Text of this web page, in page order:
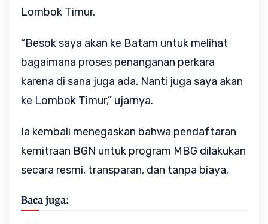
Lombok Timur.
“Besok saya akan ke Batam untuk melihat
bagaimana proses penanganan perkara
karena di sana juga ada. Nanti juga saya akan
ke Lombok Timur,” ujarnya.
Ia kembali menegaskan bahwa pendaftaran
kemitraan BGN untuk program MBG dilakukan
secara resmi, transparan, dan tanpa biaya.
Baca juga: